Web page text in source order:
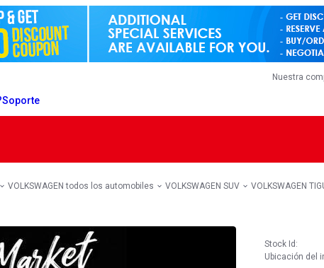
Soporte
Nuestra
VOLKSWAGEN todos los automobiles VOLKSWAGEN SUV VOLKSWAGEN
Stock Id:
Ubicación del